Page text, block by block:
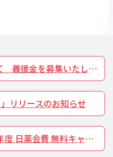
義援金を募集いたしま
リリースのお知らせ
度 日薬会費 無料キャン
いたします